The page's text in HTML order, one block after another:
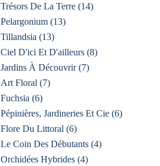
Trésors De La Terre (14)
Pelargonium (13)
Tillandsia (13)
Ciel D'ici Et D'ailleurs (8)
Jardins À Découvrir(7)
Art Floral (7)
Fuchsia (6)
Pépinières, Jardineries Et Cie (6)
Flore Du Littoral (6)
Le Coin Des Débutants (4)
Orchidées Hybrides (4)